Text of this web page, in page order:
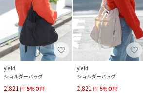
yield
ショルダーバッグ
2,821 円 5%OFF
yield
ショルダーバッグ
2,821 円 5%OFF